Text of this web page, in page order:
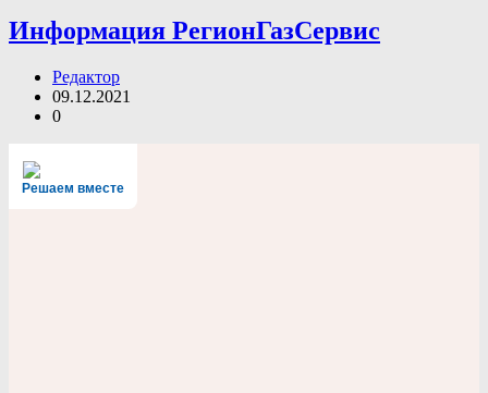
Информация РегионГазСервис
Редактор
09.12.2021
0
Решаем вместе